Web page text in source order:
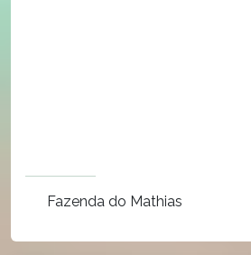
Fazenda do Mathias